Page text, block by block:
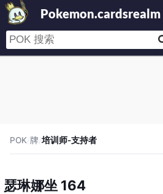
Pokemon.cardsrealm
POK/牌/培训师-支持者
瑟琳娜坐 164